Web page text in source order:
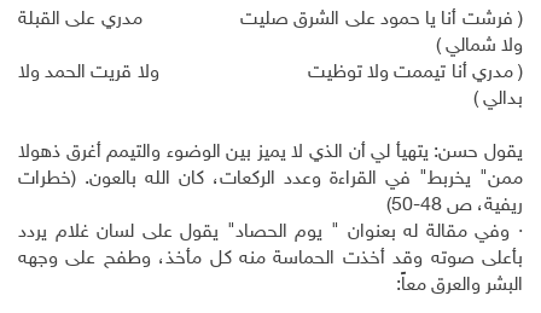
( فرشت أنا يا حمود على الشرق صليت مدري على القبلة
ولا شمالي )
( مدري أنا تيممت ولا توظيت ولا قريت الحمد ولا
بدالي )
يقول حسن: يتهيأ لي أن الذي لا يميز بين الوضوء والتيمم أغرق ذهولا
ممن" يخربط" في القراءة وعدد الركعات، كان الله بالعون. (خطرات
ريفية، ص 48-50)
· وفي مقالة له بعنوان " يوم الحصاد" يقول على لسان غلام يردد
بأعلى صوته وقد أخذت الحماسة منه كل مأخذ، وطفح على وجهه
البشر والعرق معاً: